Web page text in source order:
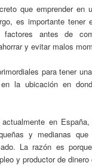
que emprender en
es importante tener
factores antes de
y evitar malos
para tener
la ubicación en
en
y medianas
La razón es
y productor de